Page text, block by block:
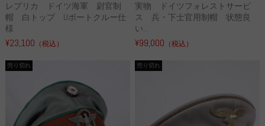
レプリカ ドイツ海軍 尉官制
帽 白トップ Uボートクルー仕
様
¥23,100 （税込）
実物 ドイツフォレストサービ
ス 兵・下士官用制帽 状態良
い...
¥99,000 （税込）
売り切れ 売り切れ